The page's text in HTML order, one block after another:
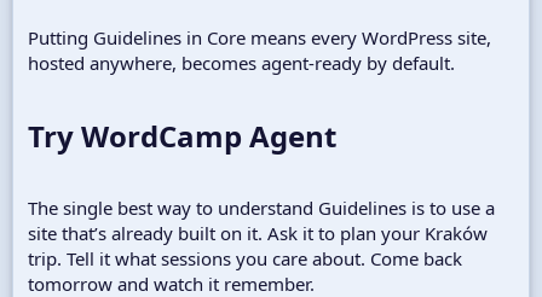
Putting Guidelines in Core means every WordPress site,
hosted anywhere, becomes agent-ready by default.
Try WordCamp Agent​
The single best way to understand Guidelines is to use a
site that’s already built on it. Ask it to plan your Kraków
trip. Tell it what sessions you care about. Come back
tomorrow and watch it remember.